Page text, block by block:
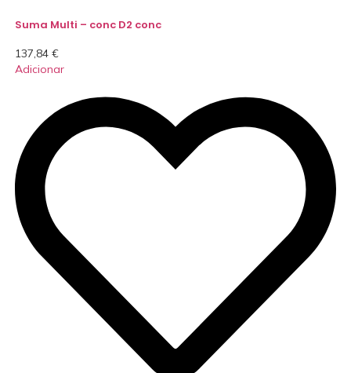
Suma Multi – conc D2 conc
137,84 €
Adicionar